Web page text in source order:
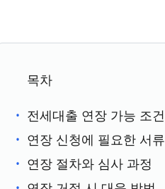
목차
전세대출 연장 가능 조건
연장 신청에 필요한 서류
연장 절차와 심사 과정